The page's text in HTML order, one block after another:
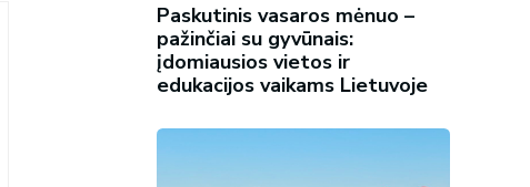
Paskutinis vasaros mėnuo –
pažinčiai su gyvūnais:
įdomiausios vietos ir
edukacijos vaikams Lietuvoje